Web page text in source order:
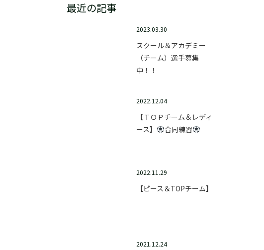
最近の記事
2023.03.30
スクール＆アカデミー
（チーム）選手募集
中！！
2022.12.04
【ＴＯＰチーム＆レディ
ース】
合同練習
2022.11.29
【ピース＆TOPチーム】
2021.12.24